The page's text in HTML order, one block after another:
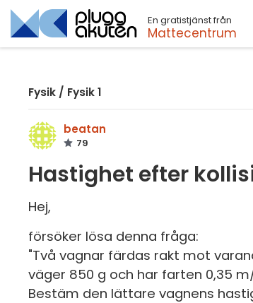
En gratistjänst från
Mattecentrum
Fysik / Fysik 1
beatan
79
Hastighet efter
Hej,
försöker lösa denna fråga:
"Två vagnar färdas rakt mot
väger 850 g och har farten 0,35
Bestäm den lättare vagnens
Sök